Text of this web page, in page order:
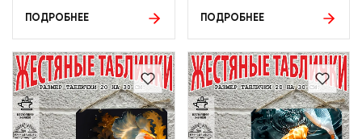
ПОДРОБНЕЕ ПОДРОБНЕЕ